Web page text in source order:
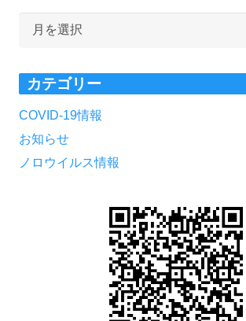
イ
ブ
カテゴリー
COVID-19情報
お知らせ
ノロウイルス情報